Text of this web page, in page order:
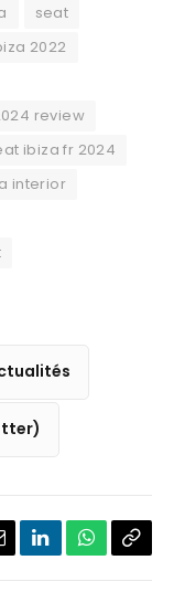
seat
2022
review
ibiza fr 2024
interior
LinkedInWhatsApp